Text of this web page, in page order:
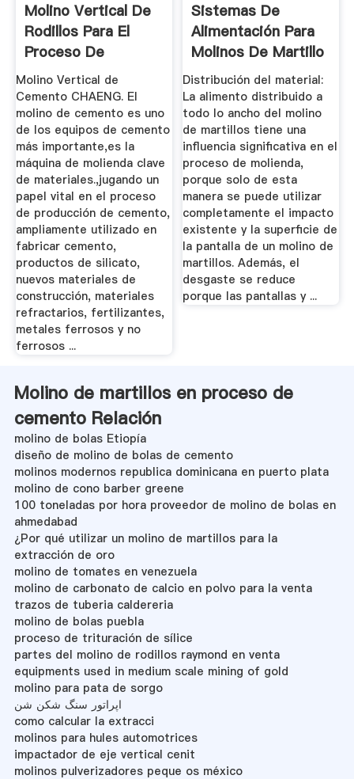
Molino Vertical De
Rodillos Para El
Proceso De
Cemento
Molino Vertical de
Cemento CHAENG. El
molino de cemento es uno
de los equipos de cemento
más importante,es la
máquina de molienda clave
de materiales.,jugando un
papel vital en el proceso
de producción de cemento,
ampliamente utilizado en
fabricar cemento,
productos de silicato,
nuevos materiales de
construcción, materiales
refractarios, fertilizantes,
metales ferrosos y no
ferrosos ...
Sistemas De
Alimentación Para
Molinos De Martillo
Distribución del material:
La alimento distribuido a
todo lo ancho del molino
de martillos tiene una
influencia significativa en el
proceso de molienda,
porque solo de esta
manera se puede utilizar
completamente el impacto
existente y la superficie de
la pantalla de un molino de
martillos. Además, el
desgaste se reduce
porque las pantallas y ...
Molino de martillos en proceso de
cemento Relación
molino de bolas Etiopía
diseño de molino de bolas de cemento
molinos modernos republica dominicana en puerto plata
molino de cono barber greene
100 toneladas por hora proveedor de molino de bolas en
ahmedabad
¿Por qué utilizar un molino de martillos para la
extracción de oro
molino de tomates en venezuela
molino de carbonato de calcio en polvo para la venta
trazos de tuberia caldereria
molino de bolas puebla
proceso de trituración de sílice
partes del molino de rodillos raymond en venta
equipments used in medium scale mining of gold
molino para pata de sorgo
اپراتور سنگ شکن شن
como calcular la extracci
molinos para hules automotrices
impactador de eje vertical cenit
molinos pulverizadores peque os méxico